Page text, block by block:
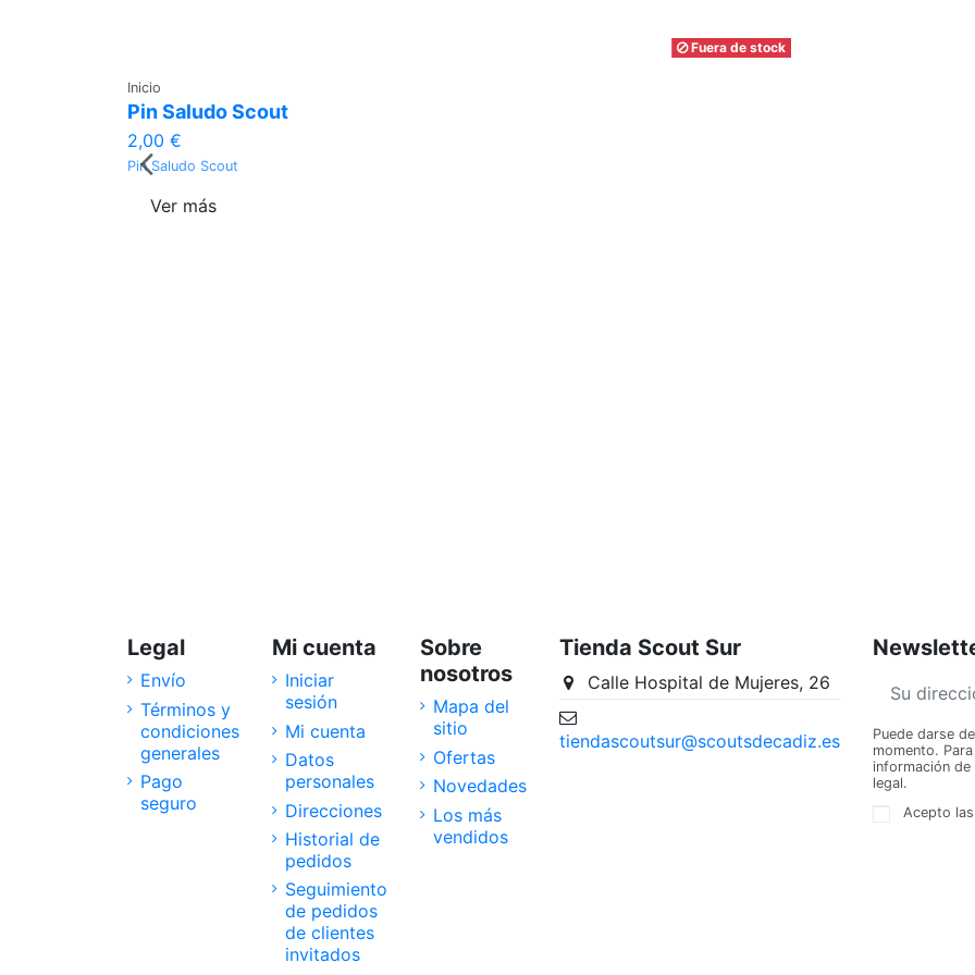
Fuera de stock
Inicio
Pin Saludo Scout
2,00 €
Pin Saludo Scout
Ver más
Legal
Envío
Términos y
condiciones
generales
Pago
seguro
Mi cuenta
Iniciar
sesión
Mi cuenta
Datos
personales
Direcciones
Historial de
pedidos
Seguimiento
de pedidos
de clientes
invitados
Sobre
nosotros
Mapa del
sitio
Ofertas
Novedades
Los más
vendidos
Tienda Scout Sur
Calle Hospital de Mujeres, 26
tiendascoutsur@scoutsdecadiz.es
Puede darse
momento.
información
legal.
Acepto